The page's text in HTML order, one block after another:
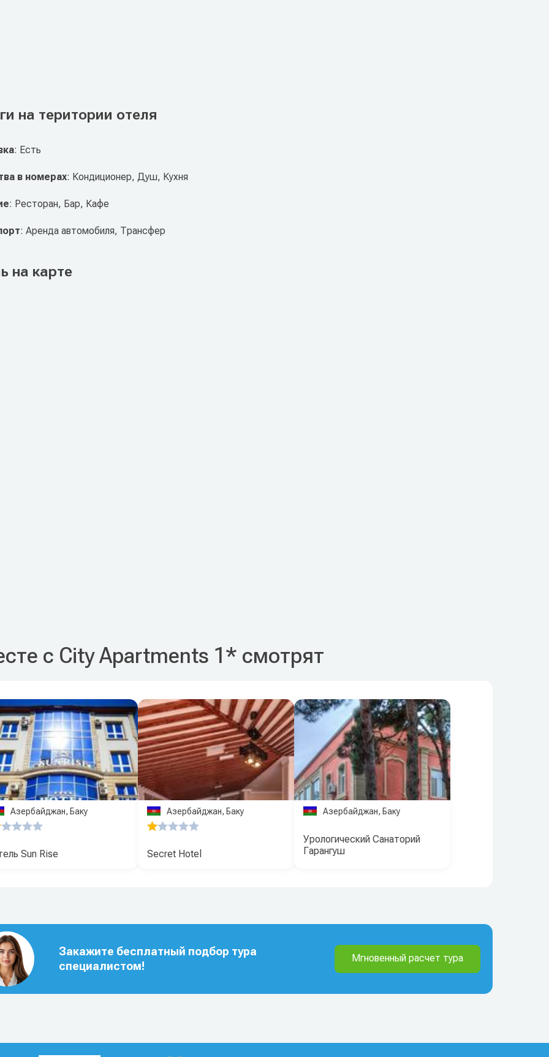
на територии отеля
: Есть
в номерах: Кондиционер, Душ, Кухня
: Ресторан, Бар, Кафе
: Аренда автомобиля, Трансфер
на карте
с City Apartments 1* смотрят
Азербайджан, Баку
Sun Rise
Азербайджан, Баку
Secret Hotel
Азербайджан, Баку
Урологический Санаторий
Гарангуш
Закажите бесплатный подбор тура
специалистом!
Мгновенный расчет тура